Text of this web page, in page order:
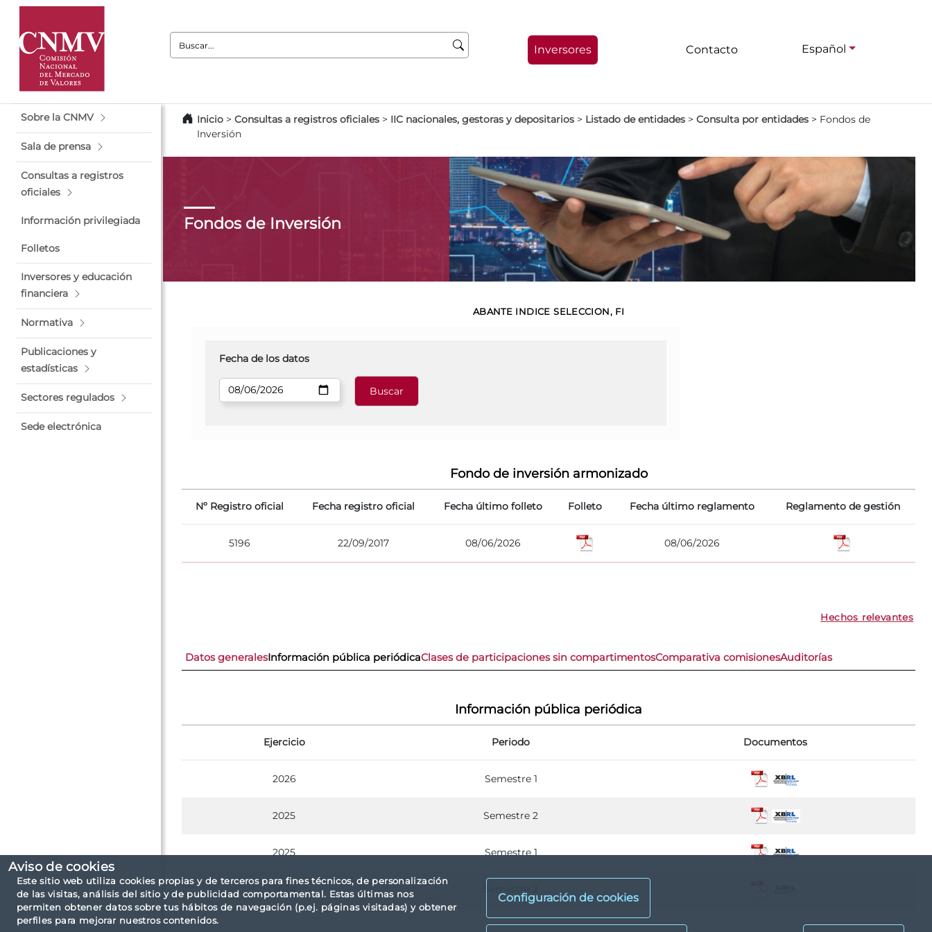
Aviso de cookies
Este sitio web utiliza cookies propias y de terceros para fines técnicos, de personalización
de las visitas, análisis del sitio y de publicidad comportamental. Estas últimas nos
permiten obtener datos sobre tus hábitos de navegación (p.ej. páginas visitadas) y obtener
perfiles para mejorar nuestros contenidos.
Configuración de cookies
Buscar:
Inversores Contacto Español
Sobre la CNMV
Sala de prensa
Consultas a registros
oficiales
Información privilegiada
Folletos
Inversores y educación
financiera
Normativa
Publicaciones y
estadísticas
Sectores regulados
Sede electrónica
Inicio > Consultas a registros oficiales > IIC nacionales, gestoras y depositarios > Listado de entidades > Consulta por entidades > Fondos de
Inversión
Fondos de Inversión
ABANTE INDICE SELECCION, FI
Fecha de los datos
Fondo de inversión armonizado
Nº Registro oficial Fecha registro oficial Fecha último folleto Folleto Fecha último reglamento Reglamento de gestión
5196 22/09/2017 08/06/2026 08/06/2026
Hechos relevantes
Datos generalesInformación pública periódicaClases de participaciones sin compartimentosComparativa comisionesAuditorías
Información pública periódica
Ejercicio Periodo Documentos
2026 Semestre 1
2025 Semestre 2
2025 Semestre 1
2024